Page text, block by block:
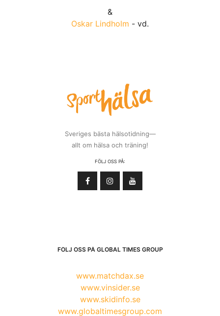
&
Oskar Lindholm - vd.
Sveriges bästa hälsotidning—
allt om hälsa och träning!
FÖLJ OSS PÅ:
FÖLJ OSS PÅ GLOBAL TIMES GROUP
www.matchdax.se
www.vinsider.se
www.skidinfo.se
www.globaltimesgroup.com